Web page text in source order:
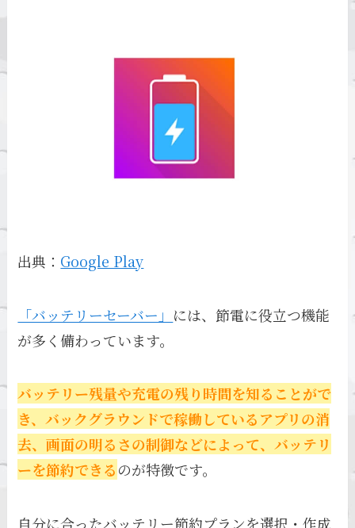
出典： Google Play
「バッテリーセーバー」 には、節電に役立つ機能
が多く備わっています。
バッテリー残量や充電の残り時間を知ることがで
き、バックグラウンドで稼働しているアプリの消
去、画面の明るさの制御などによって、バッテリ
ーを節約できるのが特徴です。
自分に合ったバッテリー節約プランを選択・作成